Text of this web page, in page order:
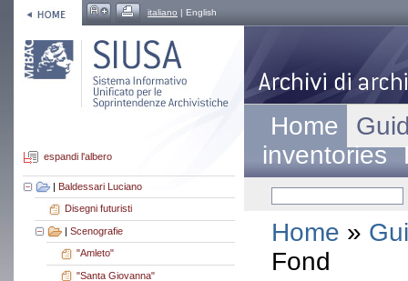
italiano | English
espandi l'albero
| Baldessari Luciano
Disegni futuristi
| Scenografie
"Amleto"
"Santa Giovanna"
Home
inventories
Home »
Fond